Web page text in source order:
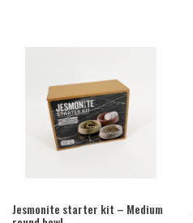
Jesmonite starter kit – Medium